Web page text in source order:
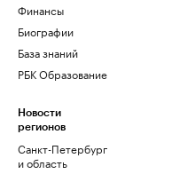
Финансы
Биографии
База знаний
РБК Образование
Новости
регионов
Санкт-Петербург
и область